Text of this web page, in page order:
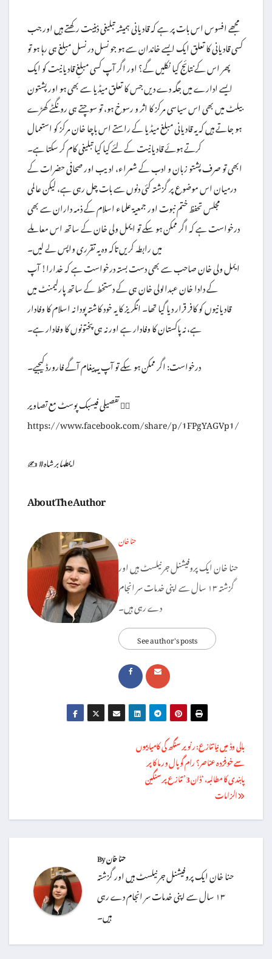
مجھے افسوس اس بات پر ہے کہ قادیانی ہمیشہ تبلیغی ذہنیت رکھتے ہیں اور جب
کسی قادیانی کا تعلق ایک ایسے خاندان سے ہو جو نسل در نسل مبلغ ہی رہا ہو تو
پھر اس کے نتائج کیا نکلیں گے؟ اور اگر آپ کسی مبلغِ قادیانیت کو ایک
ایسے ادارے میں جگہ دے دیں جس کا تعلق میڈیا سے بھی ہو اور پشتون
بیلٹ میں بھی اس سیاسی مرکز کا اثر و رسوخ ہو، تو سوچتے ہی رونگٹے کھڑے
ہو جاتے ہیں کہ یہ قادیانی مبلغ میڈیا کے راستے اس باچا خان مرکز کو استعمال
کرتے ہوئے قادیانیت کے لئے کیا کیا تبلیغی کام کر سکتا ہے۔
ابھی تو صرف پشتو زبان و ادب کے شعراء، ادیب اور صحافی حضرات کے
درمیان اس موضوع پر گزشتہ کئی دنوں سے بات چل رہی ہے، لیکن عالمی
مجلس تحفظ ختم نبوت اور جمعیۃ علماء اسلام کے ذمہ داران سے بھی
درخواست ہے کہ اگر ممکن ہو سکے تو ایمل ولی خان کے ساتھ اس معاملے
میں رابطہ کریں تاکہ وہ یہ تقرری واپس لے لیں۔
ایمل ولی خان صاحب سے بھی دست بستہ درخواست ہے کہ خدارا! آپ
کے دادا خان عبدالولی خان ہی کے دستخط کے ساتھ پارلیمنٹ میں
قادیانیوں کو کافر قرار دیا گیا تھا۔ انگریز کا یہ خود کاشتہ پودا نہ اسلام کا وفادار
ہے، نہ پاکستان کا وفادار ہے اور نہ ہی پختونوں کا وفادار ہے۔
درخواست: اگر ممکن ہو سکے تو آپ یہ پیغام آگے فارورڈ کیجیے۔
تفصیلی فیسبک پوسٹ مع تصاویر 👇🏻
https://www.facebook.com/share/p/1FPgYAGVp1/
✍️ #ایملصابرشاہ
About The Author
حنا خان
حنا خان ایک پروفیشنل جرنیلسٹ ہیں اور
گزشتہ ۱۳ سال سے اپنی خدمات سر انجام
دے رہی ہیں۔
See author's posts
بالی وڈ میں نیا تنازع: رنویر سنگھ کی کامیابیوں
سے خوفزدہ عناصر؟ رام گوپال ورما کا پر
پابندی کا مطالبہ، ‘ڈان 3’ تنازع پر سنگین
الزامات
Byحنا خان
حنا خان ایک پروفیشنل جرنیلسٹ ہیں اور گزشتہ
۱۳ سال سے اپنی خدمات سر انجام دے رہی
ہیں۔